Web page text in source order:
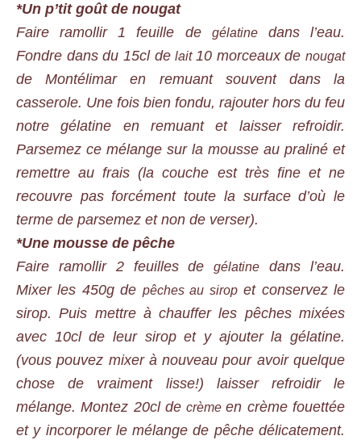
*Un p’tit goût de nougat
Faire ramollir 1 feuille de
gélatinedans l’eau.
Fondre dans du 15cl delait 10 morceaux denougat
de Montélimar en remuant souvent dans la
casserole. Une fois bien fondu, rajouter hors du feu
notre gélatine en remuant et laisser refroidir.
Parsemez ce mélange sur la mousse au praliné et
remettre au frais (la couche est très fine et ne
recouvre pas forcément toute la surface d’où le
terme de parsemez et non de verser).
*Une mousse de pêche
Faire ramollir 2 feuilles degélatine
dans l’eau.
Mixer les 450g de pêches au siropet conservez le
sirop. Puis mettre à chauffer les pêches mixées
avec 10cl de leur sirop et y ajouter la gélatine.
(vous pouvez mixer à nouveau pour avoir quelque
chose de vraiment lisse!) laisser refroidir le
mélange. Montez 20cl decrèmeen crème fouettée
et y incorporer le mélange de pêche délicatement.